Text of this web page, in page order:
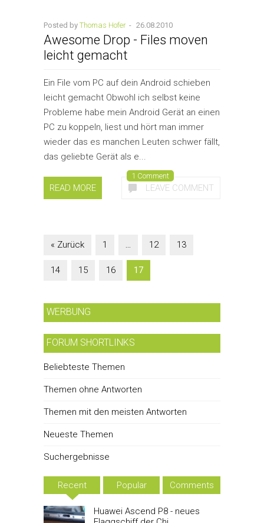
Posted by Thomas Hofer - 26.08.2010
Awesome Drop - Files moven
leicht gemacht
Ein File vom PC auf dein Android schieben
leicht gemacht Obwohl ich selbst keine
Probleme habe mein Android Gerät an einen
PC zu koppeln, liest und hört man immer
wieder das es manchen Leuten schwer fällt,
das geliebte Gerät als e...
READ MORE
1 Comment
LEAVE COMMENT
« Zurück 1 … 12 13
14 15 16 17
WERBUNG
FORUM SHORTLINKS
Beliebteste Themen
Themen ohne Antworten
Themen mit den meisten Antworten
Neueste Themen
Suchergebnisse
Recent Popular Comments
Huawei Ascend P8 - neues